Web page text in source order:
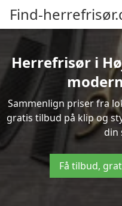
Find-
Herrefrisør i
Sammenlign priser fra
gratis tilbud på klip og
din
Få tilbud,